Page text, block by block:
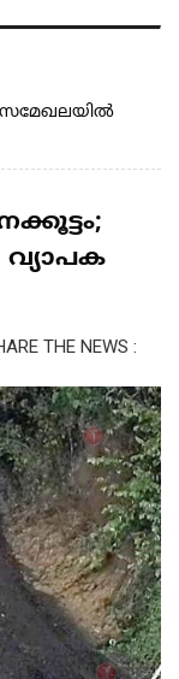
THE NEWS :